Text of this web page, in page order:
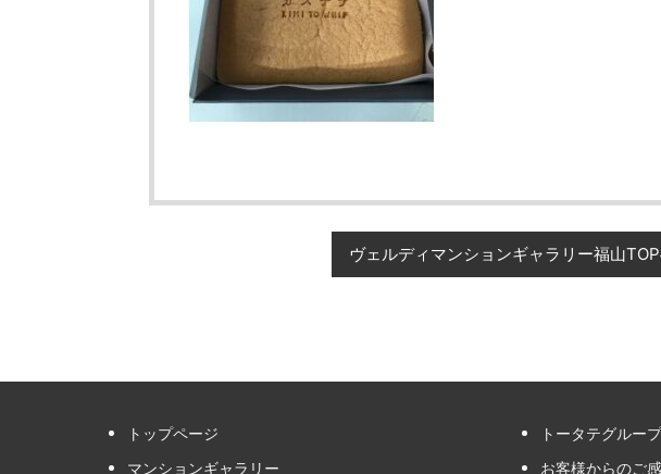
ヴェルディマンションギャラリー福山
トップページ
マンションギャラリー
トータテグループ
お客様からのご